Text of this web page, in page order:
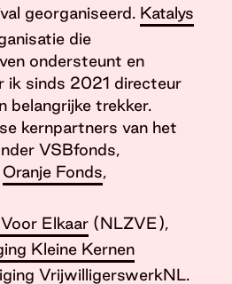
georganiseerd. Katalys
die
ondersteunt en
ik sinds 2021 directeur
belangrijke trekker.
kernpartners van het
VSBfonds,
Oranje Fonds,
Elkaar (NLZVE),
Kleine Kernen
VrijwilligerswerkNL.